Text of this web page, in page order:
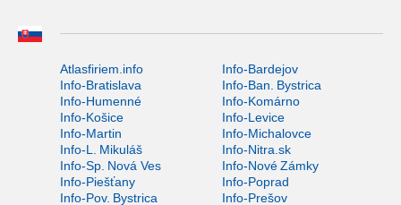
Atlasfiriem.info
Info-Bardejov
Info-Bratislava
Info-Ban. Bystrica
Info-Humenné
Info-Komárno
Info-Košice
Info-Levice
Info-Martin
Info-Michalovce
Info-L. Mikuláš
Info-Nitra.sk
Info-Sp. Nová Ves
Info-Nové Zámky
Info-Piešťany
Info-Poprad
Info-Pov. Bystrica
Info-Prešov